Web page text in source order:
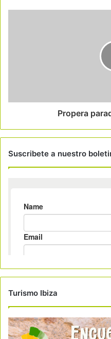
Propera
Suscribete a nuestro
Turismo Ibiza